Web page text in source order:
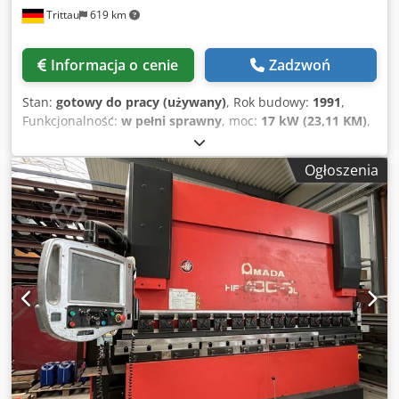
przemieszczania osi Z: maks. 60 m/min Waga obrabianego
5000 mm Wysokość stołu: 820 mm SZCZEGÓŁY DOTYCZĄCE
MASZYNY Sterownik: AMNC-F (FS-160I LPB) Minimalna
Wymiary i waga Wymiary maszyny (dł. × szer. × wys.): 5745
× 2630 × 2151 mm Waga netto: 7700 kg Czas pracy (zgodnie
z licznikiem) Czas pracy: 34 401 godz. Czas pracy pod
obciążeniem: 21 713 godz. Czas cięcia: 11 111 godz.
WYPOSAŻENIE System załadunku i rozładunku System
filtracji Instrukcje obsługi
Trittau 619 km
Informacja o cenie Zadzwoń
Stan: gotowy do pracy (używany), Rok budowy: 1991,
Funkcjonalność: w pełni sprawny, moc: 17 kW (23,11 KM),
180 mm
mm, całkowita szerokość:3 650 mm, całkowita wysokość:
2 900 mm, masa całkowita:17 900 kg, Hydrauliczna prasa
krawędziowa Chedpfx Absy T R Ryegsa Producent: AMADA
Typ: HFB 220-30 H Rok produkcji: 1991 Dane techniczne
Producent: AMADA Typ: HFB 220-30 H Rok produkcji: 1991
Siła nacisku: 220 ton Długość gięcia: 3100 mm Skok: maks.
180 mm Wysięg: 420 mm Rozstaw stojaków bocznych: 2750
mm Moc: 17 kW Wymiary (dł. x szer. x wys.): 3,65 x 1,7 x 2,9
m Waga: 12,9 t Wyposażenie • Sterowanie Delem DA 58 z
grafiką 2D • Sterowane osie: Y1, Y2, X, R1, R2, Z • Duży
pakiet narzędzi zgodnie ze zdjęciami • Szybkozłącze
uchwytu narzędzi Amada Wszelkie informacje bez
gwarancji. Prezentacja maszyny pod napięciem możliwa w
Ogłoszenia